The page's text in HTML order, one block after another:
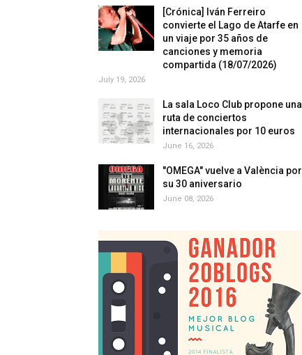
[Crónica] Iván Ferreiro
convierte el Lago de Atarfe en
un viaje por 35 años de
canciones y memoria
compartida (18/07/2026)
July 19, 2026
La sala Loco Club propone una
ruta de conciertos
internacionales por 10 euros
June 16, 2026
"OMEGA" vuelve a València por
su 30 aniversario
June 08, 2026